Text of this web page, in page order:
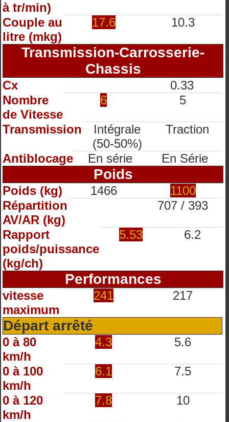
à tr/min)
Couple au
litre (mkg)
17.6 10.3
Transmission-Carrosserie-
Chassis
Cx
0.33
Nombre
de Vitesse
6 5
Transmission
Intégrale
(50-50%)
Traction
Antiblocage En série En Série
Poids
Poids (kg) 1466
1100
Répartition
AV/AR (kg)
707 / 393
Rapport
poids/puissance
(kg/ch)
5.53 6.2
Performances
vitesse
maximum
241 217
Départ arrêté
0 à 80
km/h
4.3 5.6
0 à 100
km/h
6.1 7.5
0 à 120
km/h
7.8 10